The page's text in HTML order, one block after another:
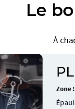
Le
À
Zone :